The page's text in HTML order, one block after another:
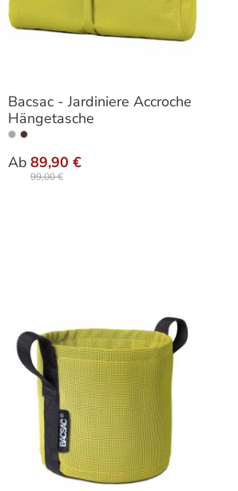
Bacsac - Jardiniere Accroche
Hängetasche
Ab 89,90 €
99,00 €